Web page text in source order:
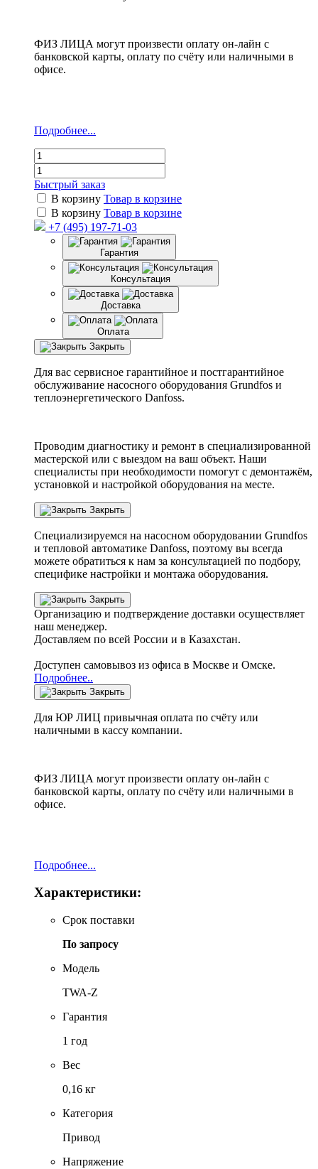
ФИЗ ЛИЦА могут произвести оплату он-лайн с
банковской карты, оплату по счёту или наличными в
офисе.
Подробнее...
Быстрый заказ
В корзину Товар в корзине
В корзину Товар в корзине
+7 (495) 197-71-03
Гарантия
Консультация
Доставка
Оплата
Закрыть
Для вас сервисное гарантийное и постгарантийное
обслуживание насосного оборудования Grundfos и
теплоэнергетического Danfoss.
Проводим диагностику и ремонт в специализированной
мастерской или с выездом на ваш объект. Наши
специалисты при необходимости помогут с демонтажём,
установкой и настройкой оборудования на месте.
Закрыть
Специализируемся на насосном оборудовании Grundfos
и тепловой автоматике Danfoss, поэтому вы всегда
можете обратиться к нам за консультацией по подбору,
специфике настройки и монтажа оборудования.
Закрыть
Организацию и подтверждение доставки осуществляет
наш менеджер.
Доставляем по всей России и в Казахстан.
Доступен самовывоз из офиса в Москве и Омске.
Подробнее..
Закрыть
Для ЮР ЛИЦ привычная оплата по счёту или
наличными в кассу компании.
ФИЗ ЛИЦА могут произвести оплату он-лайн с
банковской карты, оплату по счёту или наличными в
офисе.
Подробнее...
Характеристики:
Срок поставки
По запросу
Модель
TWA-Z
Гарантия
1 год
Вес
0,16 кг
Категория
Привод
Напряжение